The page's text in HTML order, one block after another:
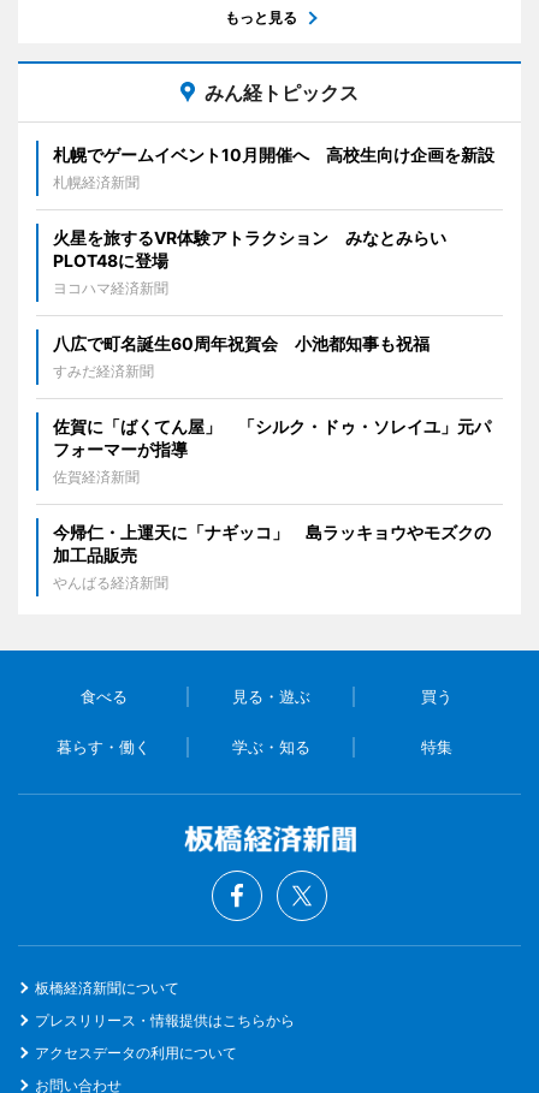
もっと見る
みん経トピックス
札幌でゲームイベント10月開催へ 高校生向け企画を新設
札幌経済新聞
火星を旅するVR体験アトラクション みなとみらい
PLOT48に登場
ヨコハマ経済新聞
八広で町名誕生60周年祝賀会 小池都知事も祝福
すみだ経済新聞
佐賀に「ばくてん屋」 「シルク・ドゥ・ソレイユ」元パ
フォーマーが指導
佐賀経済新聞
今帰仁・上運天に「ナギッコ」 島ラッキョウやモズクの
加工品販売
やんばる経済新聞
食べる 見る・遊ぶ 買う
暮らす・働く 学ぶ・知る 特集
板橋経済新聞について
プレスリリース・情報提供はこちらから
アクセスデータの利用について
お問い合わせ